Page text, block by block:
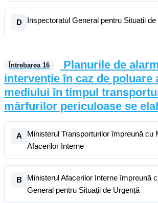
D Inspectoratul General pentru Situații
Întrebarea 16
Planurile de
intervenție în caz de poluare
mediului în timpul
mărfurilor periculoase se
A
Ministerul Transporturilor împreună cu
Afacerilor Interne
B
Ministerul Afacerilor Interne împreună
General pentru Situații de Urgență